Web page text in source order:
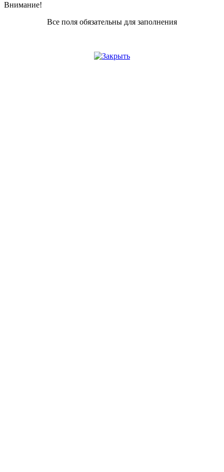
Внимание!
Все поля обязательны для заполнения